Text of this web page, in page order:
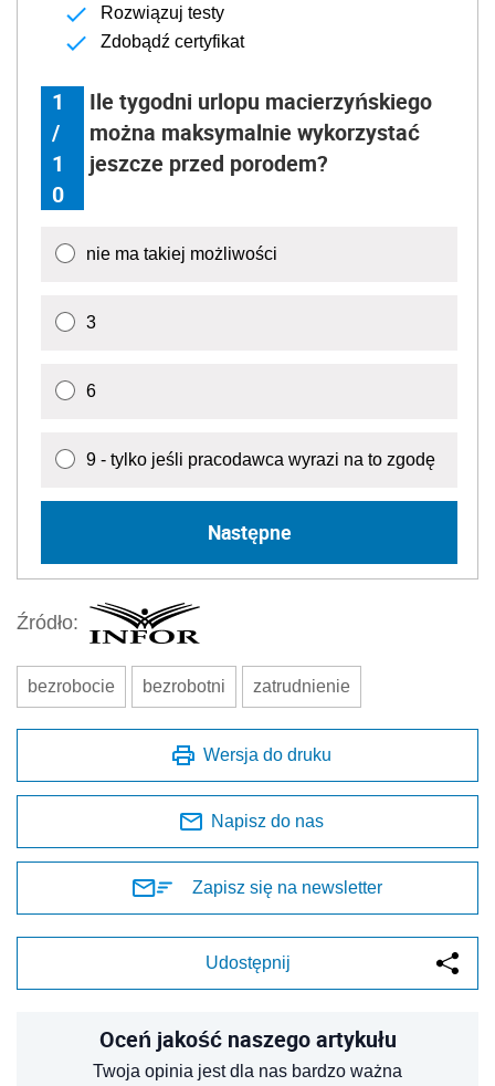
Rozwiązuj testy
Zdobądź certyfikat
1
/
1
0
Ile tygodni urlopu macierzyńskiego
można maksymalnie wykorzystać
jeszcze przed porodem?
nie ma takiej możliwości
3
6
9 - tylko jeśli pracodawca wyrazi na to zgodę
Następne
Źródło:
bezrobocie bezrobotni zatrudnienie
Wersja do druku
Napisz do nas
Zapisz się na newsletter
Udostępnij
Oceń jakość naszego artykułu
Twoja opinia jest dla nas bardzo ważna